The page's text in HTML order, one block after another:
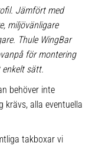
Jämfört med
miljövänligare
Thule WingBar
för montering
enkelt sätt.
behöver inte
krävs, alla eventuella
takboxar vi